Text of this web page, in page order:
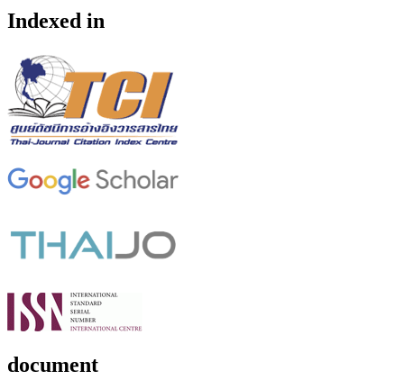
Indexed in
document